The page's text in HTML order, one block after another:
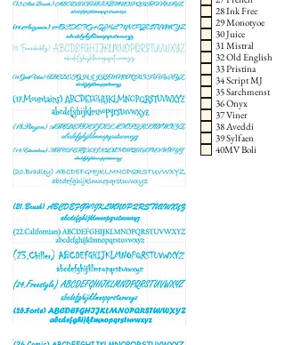
28 Ink Free
29 Monotyoe
30 Juice
31 Mistral
32 Old English
33 Pristina
34 Script MJ
35 Sarchmenst
36 Onyx
37 Viner
38 Aveddi
39 Sylfaen
40MV Boli